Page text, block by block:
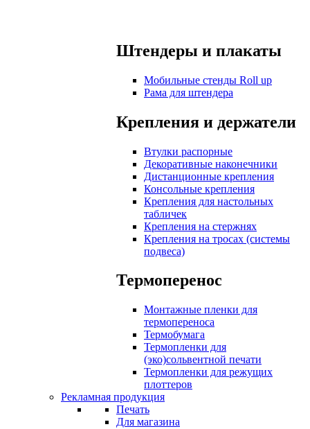
Штендеры и плакаты
Мобильные стенды Roll up
Рама для штендера
Крепления и держатели
Втулки распорные
Декоративные наконечники
Дистанционные крепления
Консольные крепления
Крепления для настольных
табличек
Крепления на стержнях
Крепления на тросах (системы
подвеса)
Термоперенос
Монтажные пленки для
термопереноса
Термобумага
Термопленки для
(эко)сольвентной печати
Термопленки для режущих
плоттеров
Рекламная продукция
Печать
Для магазина